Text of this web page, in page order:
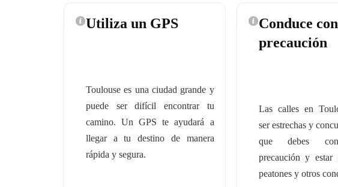
Utiliza un GPS
Toulouse es una ciudad grande y
puede ser difícil encontrar tu
camino. Un GPS te ayudará a
llegar a tu destino de manera
rápida y segura.
Conduce con
precaución
Las calles en
ser estrechas y
que debes
precaución y
peatones y otros